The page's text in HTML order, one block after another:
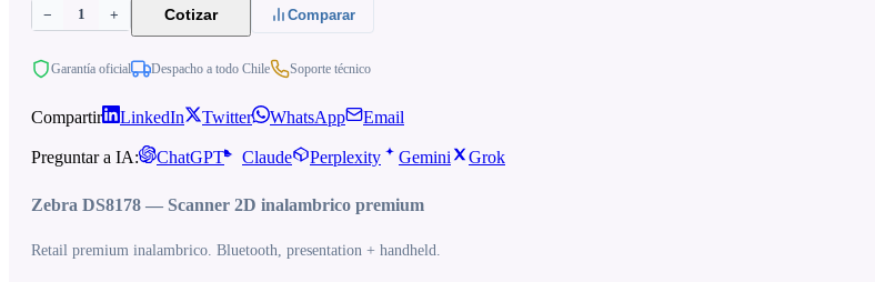
− 1 + Cotizar Comparar
Garantía oficial Despacho a todo Chile Soporte técnico
Compartir LinkedIn Twitter WhatsApp Email
Preguntar a IA: ChatGPT Claude Perplexity Gemini Grok
Zebra DS8178 — Scanner 2D inalambrico premium
Retail premium inalambrico. Bluetooth, presentation + handheld.